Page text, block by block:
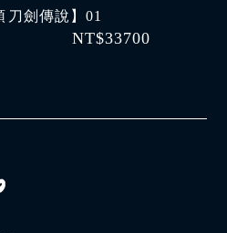
刀劍傳說】01
NT$33700